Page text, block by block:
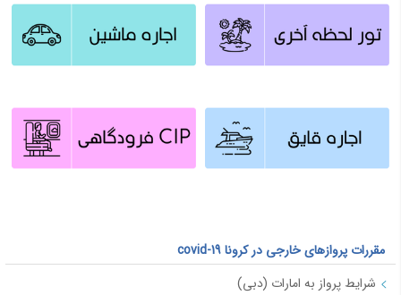
مقررات پروازهای خارجی در کرونا covid-19
شرایط پرواز به امارات (دبی)